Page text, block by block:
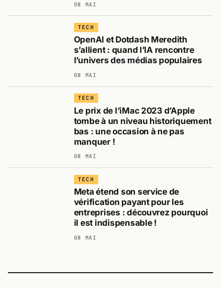
08 MAI
TECH
OpenAI et Dotdash Meredith
s’allient : quand l’IA rencontre
l’univers des médias populaires
08 MAI
TECH
Le prix de l’iMac 2023 d’Apple
tombe à un niveau historiquement
bas : une occasion à ne pas
manquer !
08 MAI
TECH
Meta étend son service de
vérification payant pour les
entreprises : découvrez pourquoi
il est indispensable !
08 MAI